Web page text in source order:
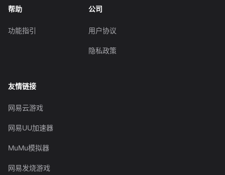
帮助
功能指引
公司
用户协议
隐私政策
友情链接
网易云游戏
网易UU加速器
MuMu模拟器
网易发烧游戏